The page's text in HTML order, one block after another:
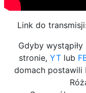
Link do
Gdyby
stronie, YT lub
domach postawili